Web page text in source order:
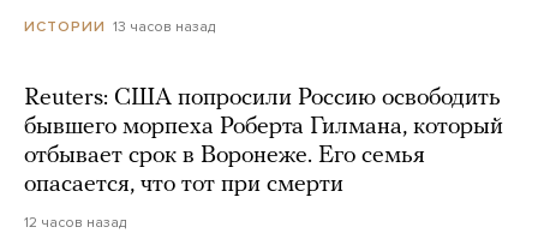
ИСТОРИИ 13 часов назад
Reuters: США попросили Россию освободить
бывшего морпеха Роберта Гилмана, который
отбывает срок в Воронеже. Его семья
опасается, что тот при смерти
12 часов назад